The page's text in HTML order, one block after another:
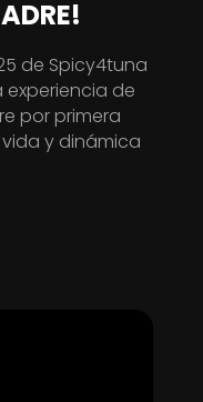
de Spicy4tuna
experiencia de
por primera
y dinámica